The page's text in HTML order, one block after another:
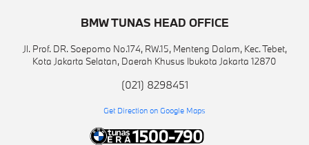
BMW TUNAS HEAD OFFICE
Jl. Prof. DR. Soepomo No.174, RW.15, Menteng Dalam, Kec. Tebet,
Kota Jakarta Selatan, Daerah Khusus Ibukota Jakarta 12870
(021) 8298451
Get Direction on Google Maps